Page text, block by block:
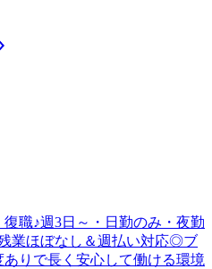
職♪週3日～・日勤のみ・夜勤
業ほぼなし＆週払い対応◎ブ
りで長く安心して働ける環境